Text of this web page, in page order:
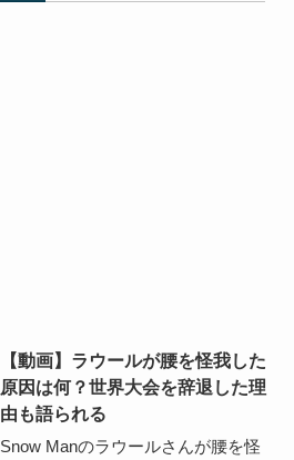
【動画】ラウールが腰を怪我した
原因は何？世界大会を辞退した理
由も語られる
Snow Manのラウールさんが腰を怪